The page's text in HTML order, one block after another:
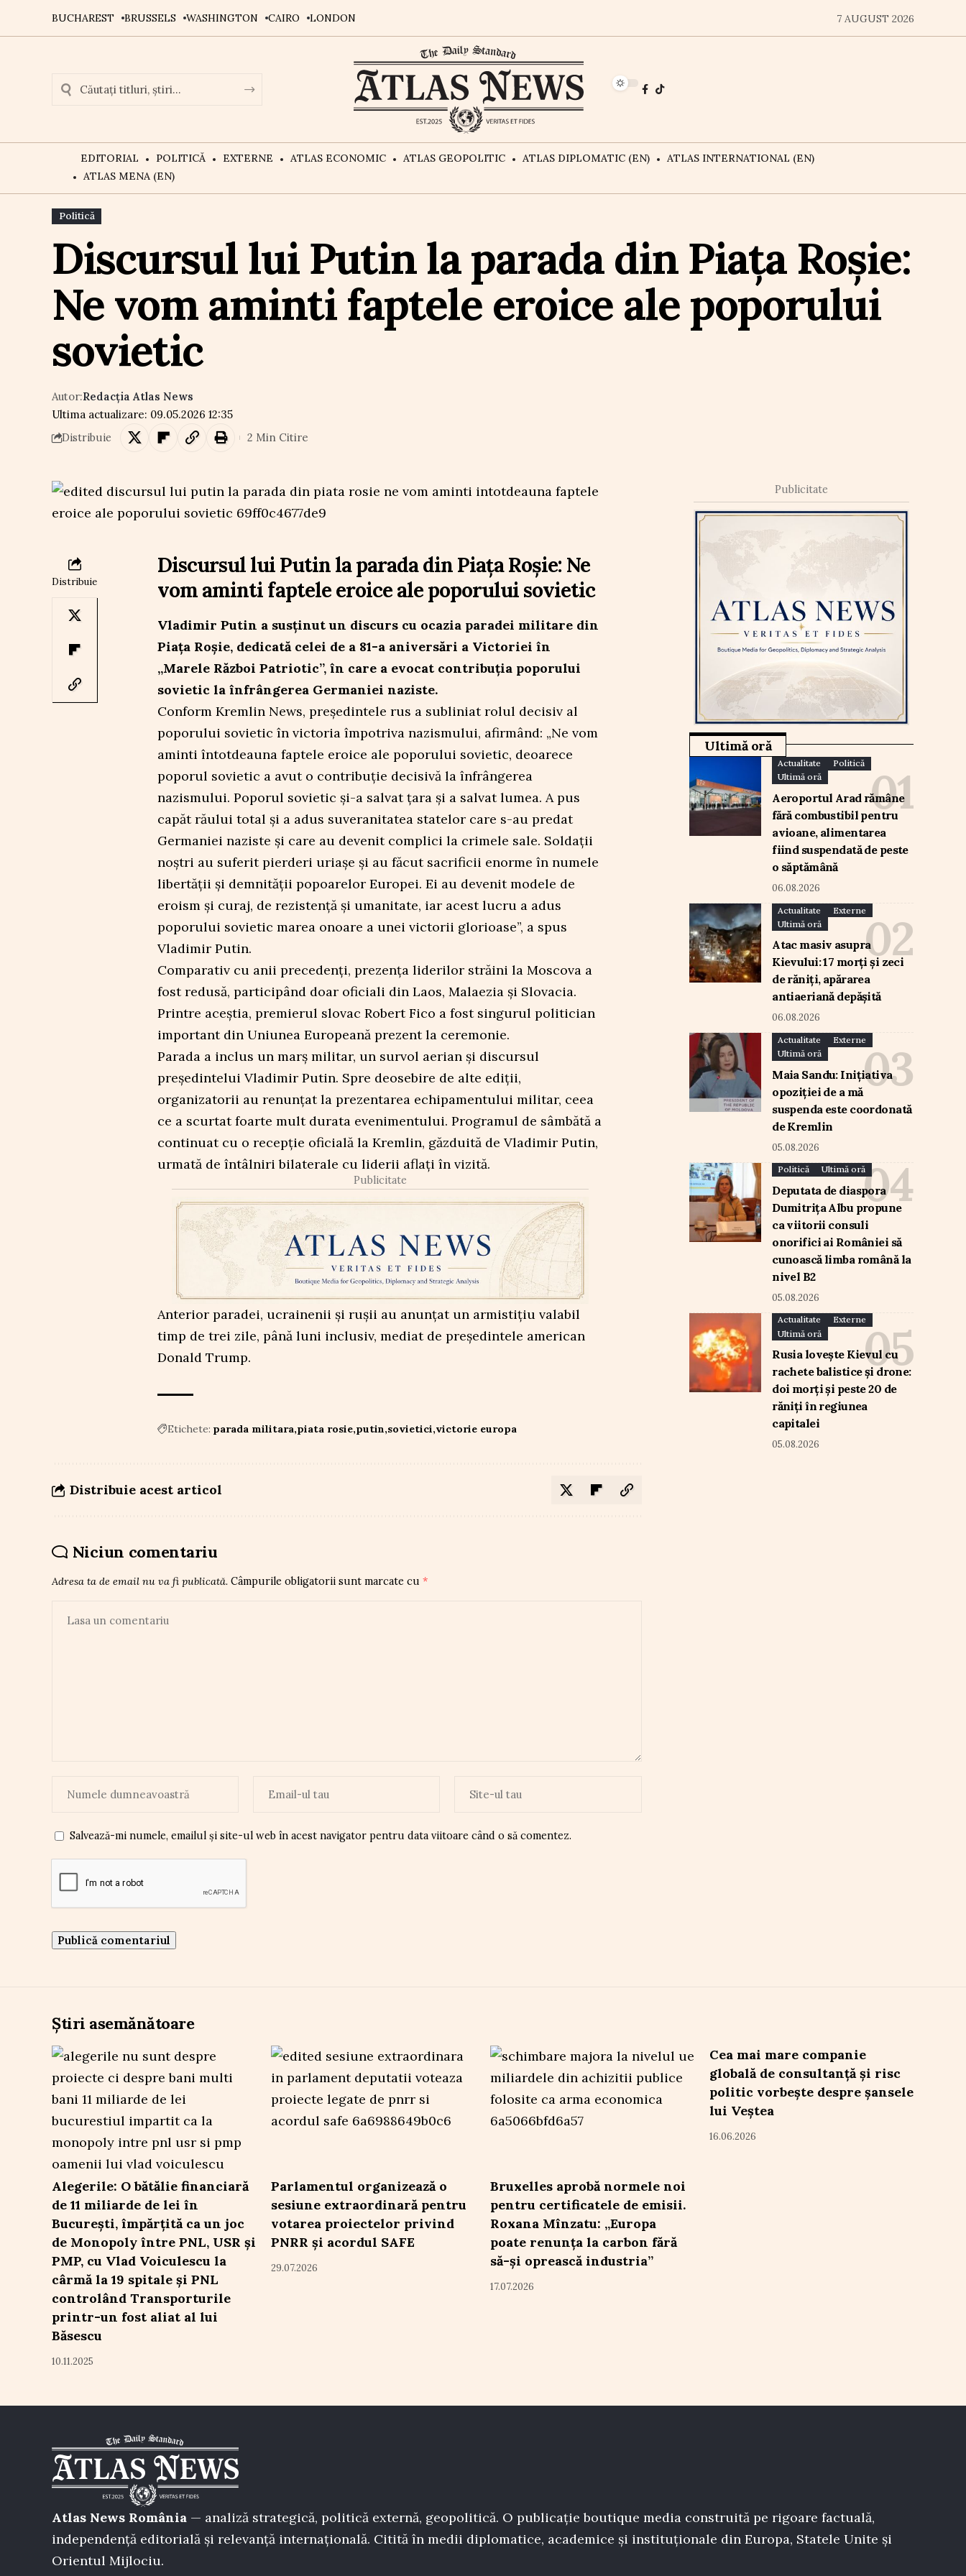
BUCHAREST BRUSSELS WASHINGTON CAIRO LONDON 7 AUGUST 2026
EDITORIAL POLITICĂ EXTERNE ATLAS ECONOMIC ATLAS GEOPOLITIC ATLAS DIPLOMATIC (EN)
ATLAS INTERNATIONAL (EN)
ATLAS MENA (EN)
Politică
Discursul lui Putin la parada din Piața Roșie:
Ne vom aminti faptele eroice ale poporului
sovietic
Ultima actualizare: 09.05.2026 12:35
Autor:Redacția Atlas News
Distribuie 2 Min Citire
Distribuie
Discursul lui Putin la parada din Piața Roșie: Ne
vom aminti faptele eroice ale poporului sovietic
Vladimir Putin a susținut un discurs cu ocazia paradei militare din
Piața Roșie, dedicată celei de a 81-a aniversări a Victoriei în
„Marele Război Patriotic”, în care a evocat contribuția poporului
sovietic la înfrângerea Germaniei naziste.
Conform Kremlin News, președintele rus a subliniat rolul decisiv al
poporului sovietic în victoria împotriva nazismului, afirmând: „Ne vom
aminti întotdeauna faptele eroice ale poporului sovietic, deoarece
poporul sovietic a avut o contribuție decisivă la înfrângerea
nazismului. Poporul sovietic și-a salvat țara și a salvat lumea. A pus
capăt răului total și a adus suveranitatea statelor care s-au predat
Germaniei naziste și care au devenit complici la crimele sale. Soldații
noștri au suferit pierderi uriașe și au făcut sacrificii enorme în numele
libertății și demnității popoarelor Europei. Ei au devenit modele de
eroism și curaj, de rezistență și umanitate, iar acest lucru a adus
poporului sovietic marea onoare a unei victorii glorioase”, a spus
Vladimir Putin.
Comparativ cu anii precedenți, prezența liderilor străini la Moscova a
fost redusă, participând doar oficiali din Laos, Malaezia și Slovacia.
Printre aceștia, premierul slovac Robert Fico a fost singurul politician
important din Uniunea Europeană prezent la ceremonie.
Parada a inclus un marș militar, un survol aerian și discursul
președintelui Vladimir Putin. Spre deosebire de alte ediții,
organizatorii au renunțat la prezentarea echipamentului militar, ceea
ce a scurtat foarte mult durata evenimentului. Programul de sâmbătă a
continuat cu o recepție oficială la Kremlin, găzduită de Vladimir Putin,
urmată de întâlniri bilaterale cu liderii aflați în vizită.
Publicitate
Anterior paradei, ucrainenii și rușii au anunțat un armistițiu valabil
timp de trei zile, până luni inclusiv, mediat de președintele american
Donald Trump.
Etichete: parada militara piata rosie putin sovietici victorie europa
Distribuie acest articol
Niciun comentariu
Adresa ta de email nu va fi publicată. Câmpurile obligatorii sunt marcate cu *
Salvează-mi numele, emailul și site-ul web în acest navigator pentru data viitoare când o să comentez.
Publicitate
Ultimă oră
Actualitate
Politică
Ultimă oră
Aeroportul Arad rămâne
fără combustibil pentru
avioane, alimentarea
fiind suspendată de peste
o săptămână
06.08.2026
Actualitate
Externe
Ultimă oră
Atac masiv asupra
Kievului: 17 morți și zeci
de răniți, apărarea
antiaeriană depășită
06.08.2026
Actualitate
Externe
Ultimă oră
Maia Sandu: Inițiativa
opoziției de a mă
suspenda este coordonată
de Kremlin
05.08.2026
Politică Ultimă oră
Deputata de diaspora
Dumitrița Albu propune
ca viitorii consuli
onorifici ai României să
cunoască limba română la
nivel B2
05.08.2026
Actualitate
Externe
Ultimă oră
Rusia lovește Kievul cu
rachete balistice și drone:
doi morți și peste 20 de
răniți în regiunea
capitalei
05.08.2026
Știri asemănătoare
Alegerile: O bătălie financiară
de 11 miliarde de lei în
București, împărțită ca un joc
de Monopoly între PNL, USR și
PMP, cu Vlad Voiculescu la
cârmă la 19 spitale și PNL
controlând Transporturile
printr-un fost aliat al lui
Băsescu
10.11.2025
Parlamentul organizează o
sesiune extraordinară pentru
votarea proiectelor privind
PNRR și acordul SAFE
29.07.2026
Bruxelles aprobă normele noi
pentru certificatele de emisii.
Roxana Mînzatu: „Europa
poate renunța la carbon fără
să-și oprească industria”
17.07.2026
Cea mai mare companie
globală de consultanță și risc
politic vorbește despre șansele
lui Veștea
16.06.2026
Atlas News România — analiză strategică, politică externă, geopolitică. O publicație boutique media construită pe rigoare factuală,
independență editorială și relevanță internațională. Citită în medii diplomatice, academice și instituționale din Europa, Statele Unite și
Orientul Mijlociu.